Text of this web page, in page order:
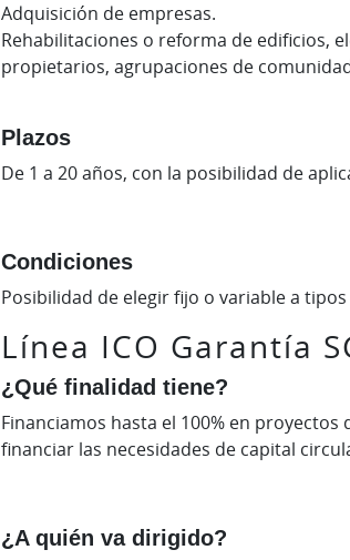
Adquisición de empresas.
Rehabilitaciones o reforma de edificios,
propietarios, agrupaciones de
Plazos
De 1 a 20 años, con la posibilidad de
Condiciones
Posibilidad de elegir fijo o variable a
Línea ICO Garantía
¿Qué finalidad tiene?
Financiamos hasta el 100% en
financiar las necesidades de capital
¿A quién va dirigido?